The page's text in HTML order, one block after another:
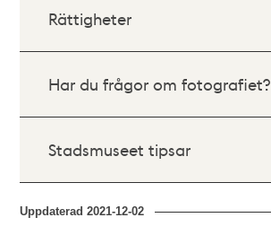
Rättigheter
Har du frågor om fotografiet?
Stadsmuseet tipsar
Uppdaterad2021-12-02